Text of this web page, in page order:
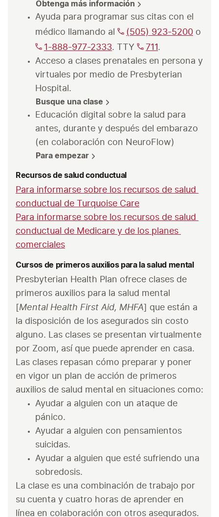
Obtenga más información
Ayuda para programar sus citas con el
médico llamando al
(505) 923-5200 o
1-888-977-2333. TTY 711.
Acceso a clases prenatales en persona y
virtuales por medio de Presbyterian
Busque una clase
Educación digital sobre la salud para
antes, durante y después del embarazo
Para empezar
Recursos de salud conductual
Para informarse sobre los recursos de salud
conductual de Turquoise Care
Para informarse sobre los recursos de salud
conductual de Medicare y de los planes
comerciales
Cursos de primeros auxilios para la salud mental
Presbyterian Health Plan ofrece clases de
primeros auxilios para la salud mental
Mental Health First Aid, MHFA ] que están a
la disposición de los asegurados sin costo
alguno. Las clases se presentan virtualmente
por Zoom, así que puede aprender en casa.
Las clases repasan cómo preparar y poner
en vigor un plan de acción de primeros
auxilios de salud mental en situaciones como:
Ayudar a alguien con un ataque de
pánico.
Ayudar a alguien con pensamientos
suicidas.
Ayudar a alguien que esté sufriendo una
sobredosis.
La clase es una combinación de trabajo por
su cuenta y cuatro horas de aprender en
línea en colaboración con otros asegurados.